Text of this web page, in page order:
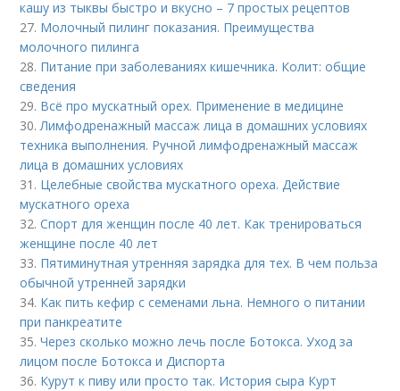
кашу из тыквы быстро и вкусно – 7 простых рецептов
27. Молочный пилинг показания. Преимущества
молочного пилинга
28. Питание при заболеваниях кишечника. Колит: общие
сведения
29. Всё про мускатный орех. Применение в медицине
30.Лимфодренажный массаж лица в домашних условиях
техника выполнения. Ручной лимфодренажный массаж
лица в домашних условиях
31. Целебные свойства мускатного ореха. Действие
мускатного ореха
32.Спорт для женщин после 40 лет. Как тренироваться
женщине после 40 лет
33. Пятиминутная утренняя зарядка для тех. В чем польза
обычной утренней зарядки
34. Как пить кефир с семенами льна. Немного о питании
при панкреатите
35.Через сколько можно лечь после Ботокса. Уход за
лицом после Ботокса и Диспорта
36. Курут к пиву или просто так. История сыра Курт